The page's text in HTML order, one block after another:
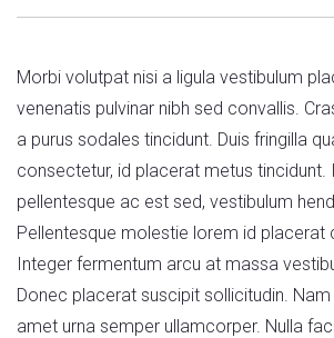
Morbi volutpat nisi a ligula vestibulum
venenatis pulvinar nibh sed convallis.
a purus sodales tincidunt. Duis fringilla
consectetur, id placerat metus tincidunt.
pellentesque ac est sed, vestibulum
Pellentesque molestie lorem id placerat
Integer fermentum arcu at massa
Donec placerat suscipit sollicitudin.
amet urna semper ullamcorper. Nulla